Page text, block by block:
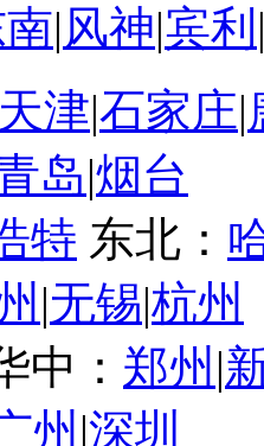
|风神|宾利
天津|石家庄|
岛|烟台
特 东北：
|无锡|杭州
中： 郑州 |
州 |深圳